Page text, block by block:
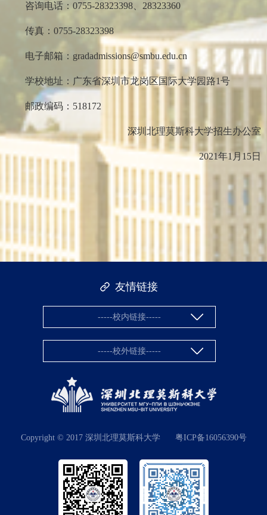
咨询电话：0755-28323398、28323360
传真：0755-28323398
电子邮箱：gradadmissions@smbu.edu.cn
学校地址：广东省深圳市龙岗区国际大学园路1号
邮政编码：518172
深圳北理莫斯科大学招生办公室
2021年1月15日
友情链接
-----校内链接-----
-----校外链接-----
Copyright © 2017 深圳北理莫斯科大学 粤ICP备16056390号